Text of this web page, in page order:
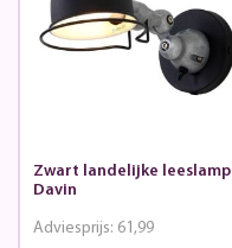
Zwart landelijke leeslamp
Davin
Adviesprijs: 61,99